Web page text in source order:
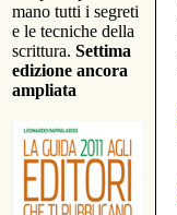
mano tutti i segreti
e le tecniche della
scrittura. Settima
edizione ancora
ampliata